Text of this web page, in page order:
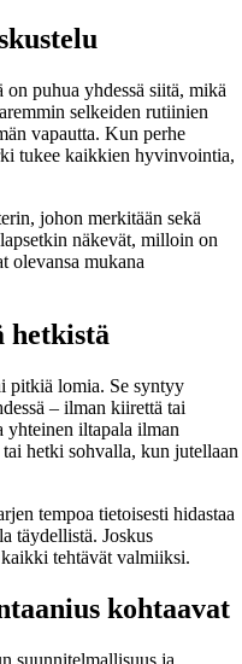
on puhua yhdessä siitä, mikä
selkeiden rutiinien
vapautta. Kun perhe
tukee kaikkien hyvinvointia,
johon merkitään sekä
näkevät, milloin on
olevansa mukana
hetkistä
pitkiä lomia. Se syntyy
– ilman kiirettä tai
yhteinen iltapala ilman
hetki sohvalla, kun jutellaan
tempoa tietoisesti hidastaa
täydellistä. Joskus
tehtävät valmiiksi.
kohtaavat
suunnitelmallisuus ja